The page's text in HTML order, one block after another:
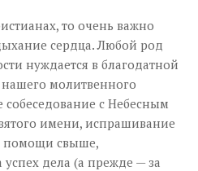
то очень важно
сердца. Любой род
нуждается в благодатной
молитвенного
с Небесным
имени, испрашивание
помощи свыше,
успех дела (а прежде — за